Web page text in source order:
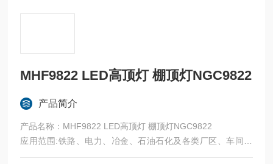
MHF9822 LED高顶灯 棚顶灯NGC9822
产品简介
产品名称：MHF9822 LED高顶灯 棚顶灯NGC9822
应用范围:铁路、电力、冶金、石油石化及各类厂区、车间、
场站和大型设施、场馆等场所泛光照明的需求